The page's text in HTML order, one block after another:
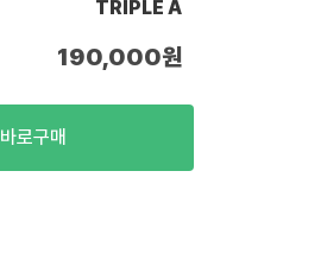
TRIPLE A
190,000원
바로구매